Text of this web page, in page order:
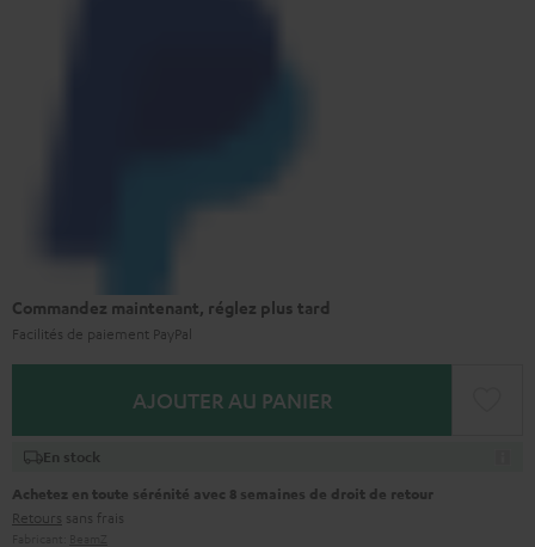
Commandez maintenant, réglez plus tard
Facilités de paiement PayPal
AJOUTER AU PANIER
En stock
Achetez en toute sérénité avec 8 semaines de droit de retour
Retours sans frais